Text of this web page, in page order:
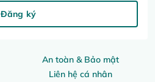
An toàn & Bảo mật
Liên hệ cá nhân
Đăng ký